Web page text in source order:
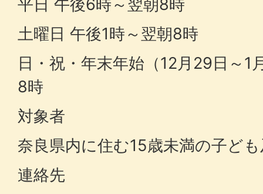
平日 午後6時～翌朝8時
土曜日 午後1時～翌朝8時
日・祝・年末年始（12月29日～1
8時
対象者
奈良県内に住む15歳未満の子ど
連絡先